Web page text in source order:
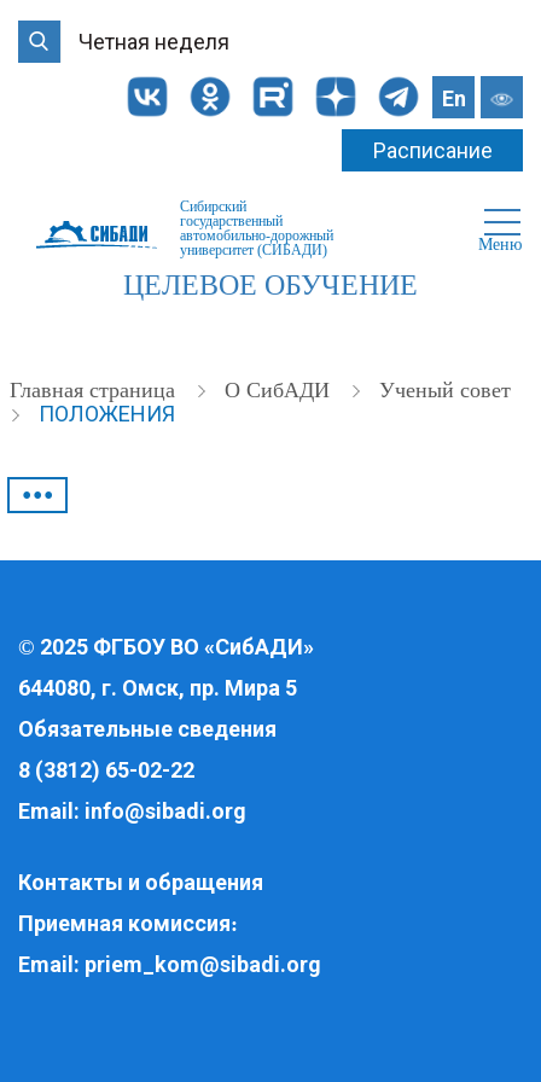
Четная неделя
En
Расписание
Сибирский
государственный
автомобильно-дорожный
университет (СИБАДИ)
Меню
ЦЕЛЕВОЕ ОБУЧЕНИЕ
Главная страница О СибАДИ Ученый совет
ПОЛОЖЕНИЯ
•••
© 2025 ФГБОУ ВО «СибАДИ»
644080, г. Омск, пр. Мира 5
Обязательные сведения
8 (3812) 65-02-22
Email: info@sibadi.org
Контакты и обращения
Приемная комиссия:
Email: priem_kom@sibadi.org